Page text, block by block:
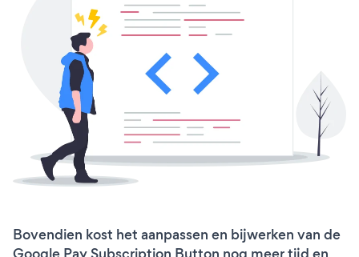
Bovendien kost het aanpassen en bijwerken van de